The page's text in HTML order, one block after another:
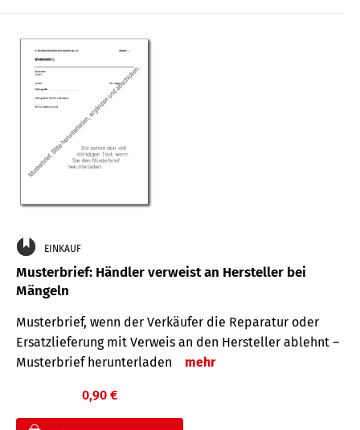
EINKAUF
Musterbrief: Händler verweist an Hersteller bei
Mängeln
Musterbrief, wenn der Verkäufer die Reparatur oder
Ersatzlieferung mit Verweis an den Hersteller ablehnt –
Musterbrief herunterladen
mehr
0,90 €